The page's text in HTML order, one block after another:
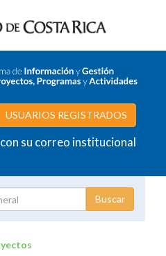
USUARIOS REGISTRADOS
su correo institucional